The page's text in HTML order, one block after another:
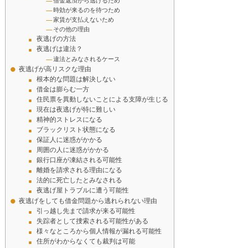
時効が来るのを待つため
家賃が支払えないため
その他の理由
夜逃げの方法
夜逃げは違法？
違法とみなされるケース
夜逃げが高リスクな理由
根本的な問題は解決しない
借金は膨らむ一方
住民票を異動しないことによる支障が生じる
現在は夜逃げが特に難しい
精神的ストレスになる
ブラックリスト状態になる
保証人に迷惑がかかる
周囲の人に迷惑がかかる
銀行口座が凍結される可能性
離婚を請求される理由になる
法的に死亡したとみなされる
夜逃げ屋トラブルに遭う可能性
夜逃げをしても借金問題から逃れられない理由
引っ越し先まで請求が来る可能性
失踪者として捜索される可能性がある
様々なところから個人情報が漏れる可能性
住所がわからなくても裁判は可能